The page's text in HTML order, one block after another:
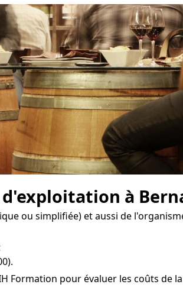
à
ou simplifiée) et aussi de
Formation pour évaluer les coûts de